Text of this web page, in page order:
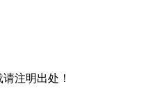
请注明出处！